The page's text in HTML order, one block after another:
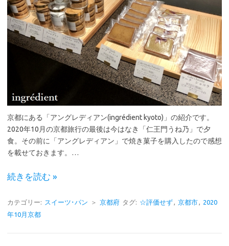
京都にある「アングレディアン(ingrédient kyoto)」の紹介です。
2020年10月の京都旅行の最後は今はなき「仁王門うね乃」で夕
食。その前に「アングレディアン」で焼き菓子を購入したので感想
を載せておきます。…
続きを読む »
カテゴリー: スイーツ･パン ＞ 京都府 タグ: ☆評価せず, 京都市, 2020
年10月京都